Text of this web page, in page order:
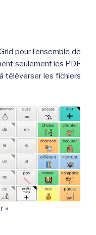
pour l’ensemble de
seulement les PDF
téléverser les fichiers
»